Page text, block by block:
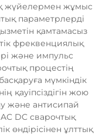
жүйелермен жұмыс
параметрлерді
қамтамасыз
фреквенциялық
және импульс
процестің
мүмкіндік
қауіпсіздігін жою
және антисипай
DC сварочтық
өндірісінен ұлттық